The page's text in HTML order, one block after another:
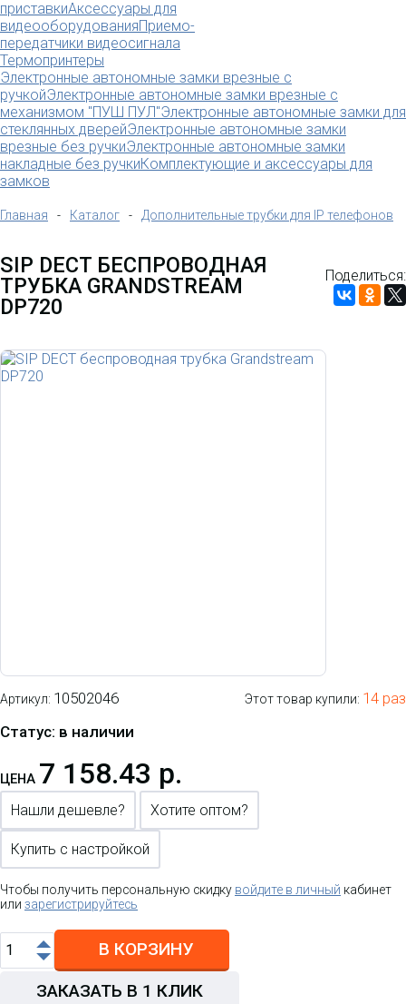
приставкиАксессуары для
видеооборудованияПриемо-
передатчики видеосигнала
Термопринтеры
Электронные автономные замки врезные с
ручкойЭлектронные автономные замки врезные с
механизмом "ПУШ ПУЛ"Электронные автономные замки для
стеклянных дверейЭлектронные автономные замки
врезные без ручкиЭлектронные автономные замки
накладные без ручкиКомплектующие и аксессуары для
замков
Главная - Каталог - Дополнительные трубки для IP телефонов
SIP DECT БЕСПРОВОДНАЯ
ТРУБКА GRANDSTREAM
DP720
Поделиться:
Артикул: 10502046
Статус: в наличии
Этот товар купили: 14 раз
ЦЕНА 7 158.43 р.
Нашли дешевле? Хотите оптом?
Купить с настройкой
Чтобы получить персональную скидку войдите в личный кабинет
или зарегистрируйтесь
В КОРЗИНУ
ЗАКАЗАТЬ В 1 КЛИК